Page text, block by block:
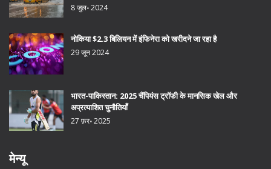
8 जुल॰ 2024
नोकिया $2.3 बिलियन में इंफिनेरा को खरीदने जा रहा है
29 जून 2024
भारत-पाकिस्तान: 2025 चैंपियंस ट्रॉफी के मानसिक खेल और
अप्रत्याशित चुनौतियाँ
27 फ़र॰ 2025
मेन्यू